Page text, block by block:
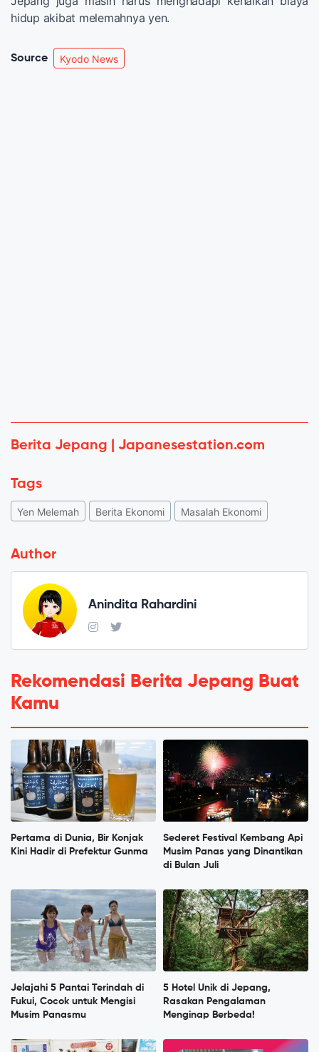
hidup akibat melemahnya yen.
Source Kyodo News
Berita Jepang | Japanesestation.com
Tags
Yen Melemah Berita Ekonomi Masalah Ekonomi
Author
Anindita Rahardini
Rekomendasi Berita Jepang Buat
Kamu
Pertama di Dunia, Bir Konjak
Kini Hadir di Prefektur Gunma
Sederet Festival Kembang Api
Musim Panas yang Dinantikan
di Bulan Juli
Jelajahi 5 Pantai Terindah di
Fukui, Cocok untuk Mengisi
Musim Panasmu
5 Hotel Unik di Jepang,
Rasakan Pengalaman
Menginap Berbeda!